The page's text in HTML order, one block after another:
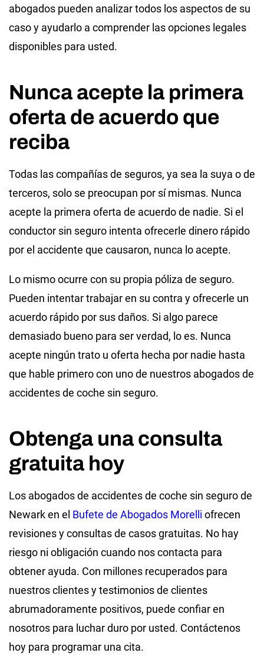
abogados pueden analizar todos los aspectos de su
caso y ayudarlo a comprender las opciones legales
disponibles para usted.
Nunca acepte la primera
oferta de acuerdo que
reciba
Todas las compañías de seguros, ya sea la suya o de
terceros, solo se preocupan por sí mismas. Nunca
acepte la primera oferta de acuerdo de nadie. Si el
conductor sin seguro intenta ofrecerle dinero rápido
por el accidente que causaron, nunca lo acepte.
Lo mismo ocurre con su propia póliza de seguro.
Pueden intentar trabajar en su contra y ofrecerle un
acuerdo rápido por sus daños. Si algo parece
demasiado bueno para ser verdad, lo es. Nunca
acepte ningún trato u oferta hecha por nadie hasta
que hable primero con uno de nuestros abogados de
accidentes de coche sin seguro.
Obtenga una consulta
gratuita hoy
Los abogados de accidentes de coche sin seguro de
Newark en el Bufete de Abogados Morelli ofrecen
revisiones y consultas de casos gratuitas. No hay
riesgo ni obligación cuando nos contacta para
obtener ayuda. Con millones recuperados para
nuestros clientes y testimonios de clientes
abrumadoramente positivos, puede confiar en
nosotros para luchar duro por usted. Contáctenos
hoy para programar una cita.